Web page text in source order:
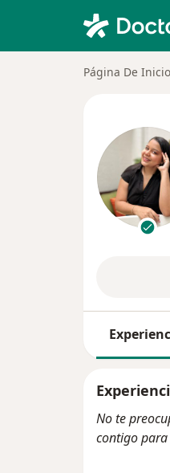
Página De Inicio
No te
contigo